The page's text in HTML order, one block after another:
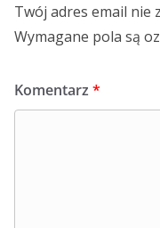
Twój adres email nie
Wymagane pola są
Komentarz *